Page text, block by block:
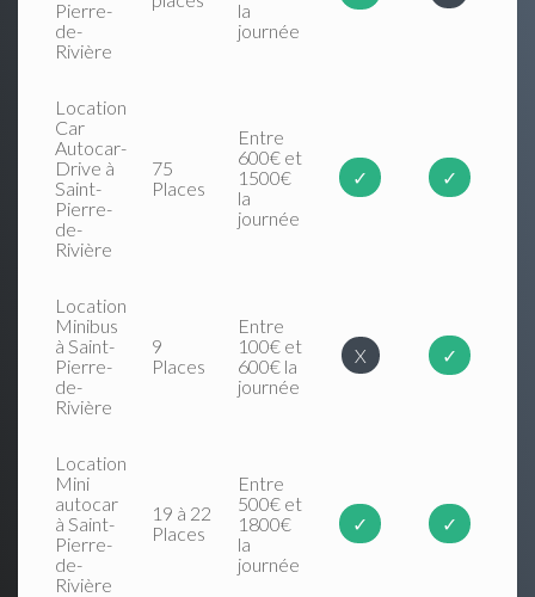
Pierre-
de-
Rivière
la
journée
Location
Car
Autocar-
Drive à
Saint-
Pierre-
de-
Rivière
75
Places
Entre
600€ et
1500€
la
journée
✓ ✓
Location
Minibus
à Saint-
Pierre-
de-
Rivière
9
Places
Entre
100€ et
600€ la
journée
X ✓
Location
Mini
autocar
à Saint-
Pierre-
de-
Rivière
19 à 22
Places
Entre
500€ et
1800€
la
journée
✓ ✓